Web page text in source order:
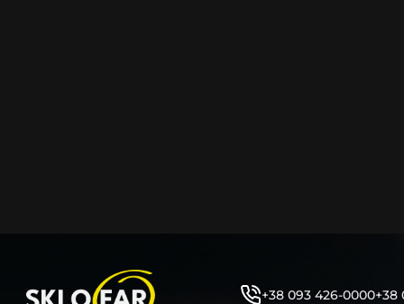
отвори, зазори між герметиком тощо – всі ці фактори
герметичність фари під час експлуатації.+38 093 426-0000+38